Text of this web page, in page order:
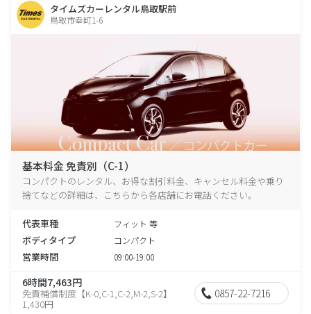
タイムズカーレンタル鳥取駅前
鳥取市幸町1-6
基本料金 免責別（C-1）
コンパクトのレンタル、お得な割引料金、キャンセル料金や乗り
捨てなどの詳細は、こちらから各店舗にお電話ください。
代表車種 フィット 等
ボディタイプ コンパクト
営業時間 09:00-19:00
6時間7,463円
免責補償制度【K-0,C-1,C-2,M-2,S-2】
1,430円
0857-22-7216